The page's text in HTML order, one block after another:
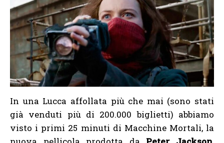
In una Lucca affollata più che mai (sono stati
già venduti più di 200.000 biglietti) abbiamo
visto i primi 25 minuti di Macchine Mortali, la